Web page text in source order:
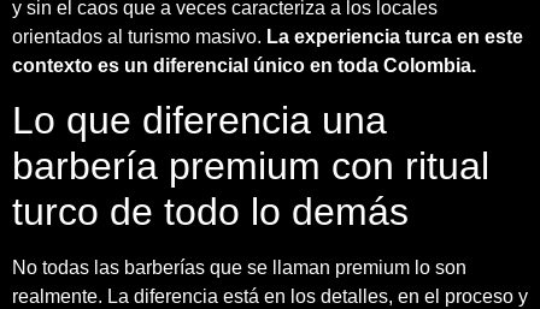
y sin el caos que a veces caracteriza a los locales
orientados al turismo masivo. La experiencia turca en este
contexto es un diferencial único en toda Colombia.
Lo que diferencia una
barbería premium con ritual
turco de todo lo demás
No todas las barberías que se llaman premium lo son
realmente. La diferencia está en los detalles, en el proceso y